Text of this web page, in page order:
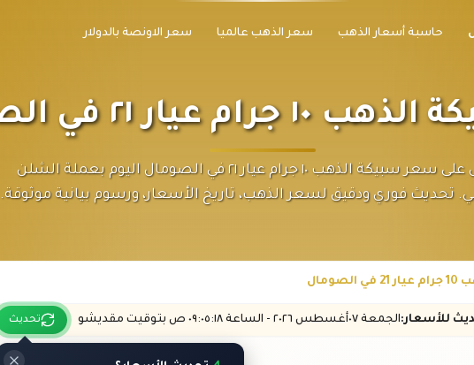
حاسبة أسعار الذهب سعر الذهب عالميا سعر الاونصة بالدولار
عيار ٢١ في الصومال
احصل على سعر سبيكة الذهب ١٠ جرام عيار ٢١ في الصومال اليوم بعملة الشلن
تحديث فوري ودقيق لسعر الذهب، تاريخ الأسعار، ورسوم بيانية موثوقة.
للأسعار:الجمعة ٠٧ أغسطس ٢٠٢٦ - الساعة ٠٩:٠٥:١٨ ص بتوقيت مقديشو تحديث